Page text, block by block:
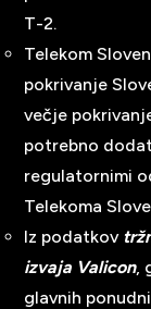
T-2.
Telekom
pokrivanje
večje
potrebno
regulatornimi
Telekoma
Iz podatkov
izvaja Valicon,
glavnih